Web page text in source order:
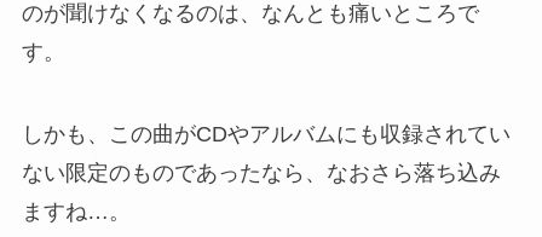
のが聞けなくなるのは、なんとも痛いところで
す。
しかも、この曲がCDやアルバムにも収録されてい
ない限定のものであったなら、なおさら落ち込み
ますね…。